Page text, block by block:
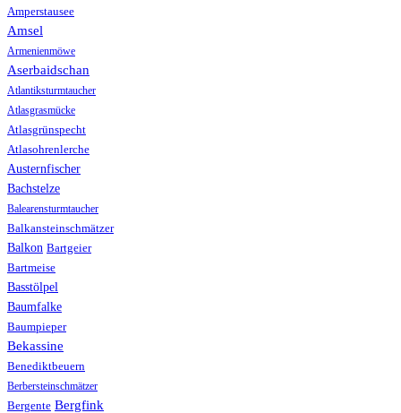
Amperstausee
Amsel
Armenienmöwe
Aserbaidschan
Atlantiksturmtaucher
Atlasgrasmücke
Atlasgrünspecht
Atlasohrenlerche
Austernfischer
Bachstelze
Balearensturmtaucher
Balkansteinschmätzer
Balkon Bartgeier
Bartmeise
Basstölpel
Baumfalke
Baumpieper
Bekassine
Benediktbeuern
Berbersteinschmätzer
Bergente Bergfink